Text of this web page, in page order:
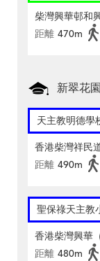
柴灣興華邨和
距離 470m
新翠花
天主教明德學
香港柴灣祥民
距離 490m
聖保祿天主教
香港柴灣興華
距離 480m